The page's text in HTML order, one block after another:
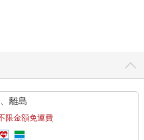
離島
限金額免運費